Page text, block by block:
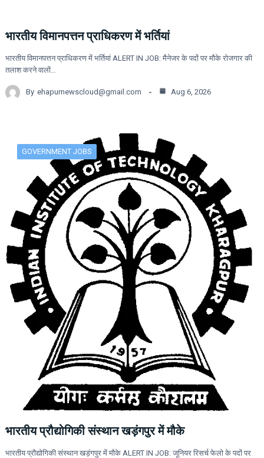
भारतीय विमानपत्तन प्राधिकरण में भर्तियां
भारतीय विमानपत्तन प्राधिकरण में भर्तियां ALERT IN JOB: मैनेजर के पदों पर मौके रोजगार की
तलाश करने वालों…
By ehapurnewscloud@gmail.com Aug 6, 2026
GOVERNMENT JOBS
भारतीय प्रौद्योगिकी संस्थान खड़ंगपुर में मौके
भारतीय प्रौद्योगिकी संस्थान खड़ंगपुर में मौके ALERT IN JOB: जूनियर रिसर्च फेलो के पदों पर